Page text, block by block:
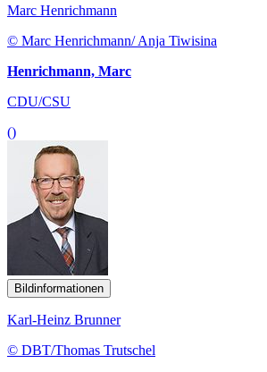
Marc Henrichmann
© Marc Henrichmann/ Anja Tiwisina
Henrichmann, Marc
CDU/CSU
()
Bildinformationen
Karl-Heinz Brunner
© DBT/Thomas Trutschel